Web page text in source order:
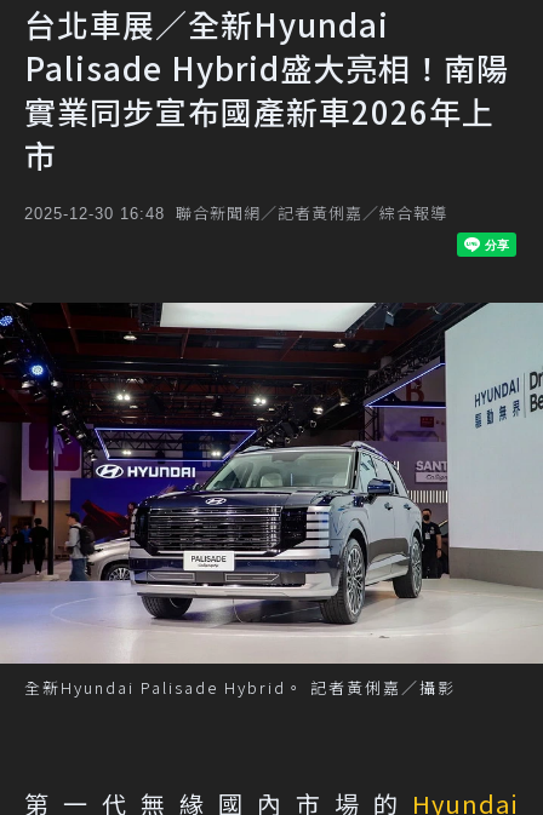
台北車展／全新Hyundai
Palisade Hybrid盛大亮相！南陽
實業同步宣布國產新車2026年上
市
2025-12-30 16:48 聯合新聞網／記者黃俐嘉／綜合報導
全新Hyundai Palisade Hybrid。 記者黃俐嘉／攝影
第一代無緣國內市場的 Hyundai